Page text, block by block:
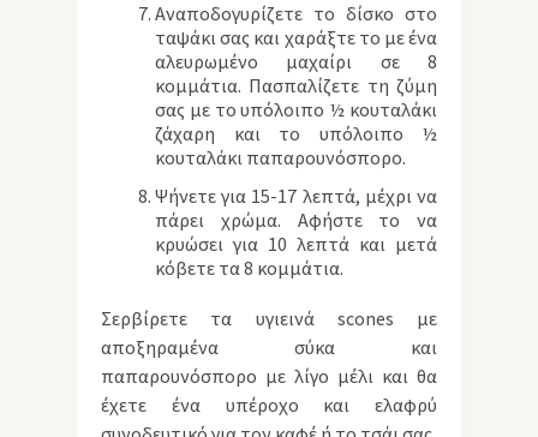
Αναποδογυρίζετε το δίσκο στο
ταψάκι σας και χαράξτε το με ένα
αλευρωμένο μαχαίρι σε 8
κομμάτια. Πασπαλίζετε τη ζύμη
σας με το υπόλοιπο ½ κουταλάκι
ζάχαρη και το υπόλοιπο ½
κουταλάκι παπαρουνόσπορο.
Ψήνετε για 15-17 λεπτά, μέχρι να
πάρει χρώμα. Αφήστε το να
κρυώσει για 10 λεπτά και μετά
κόβετε τα 8 κομμάτια.
Σερβίρετε τα υγιεινά scones με
αποξηραμένα σύκα και
παπαρουνόσπορο με λίγο μέλι και θα
έχετε ένα υπέροχο και ελαφρύ